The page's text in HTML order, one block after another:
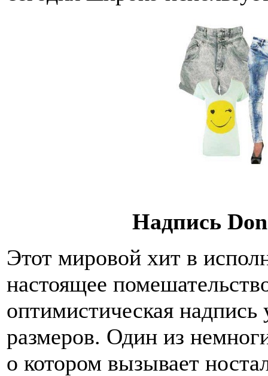
Надпись
Этот мировой хит в
настоящее
оптимистическая
размеров. Один из
о котором вызывает